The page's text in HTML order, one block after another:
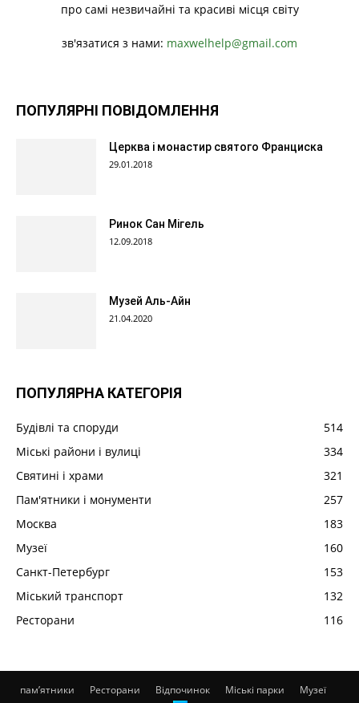
про самі незвичайні та красиві місця світу
зв'язатися з нами: maxwelhelp@gmail.com
ПОПУЛЯРНІ ПОВІДОМЛЕННЯ
Церква і монастир святого Франциска
29.01.2018
Ринок Сан Мігель
12.09.2018
Музей Аль-Айн
21.04.2020
ПОПУЛЯРНА КАТЕГОРІЯ
Будівлі та споруди
514
Міські райони і вулиці
334
Святині і храми
321
Пам'ятники і монументи
257
Москва
183
Музеї
160
Санкт-Петербург
153
Міський транспорт
132
Ресторани
116
пам’ятники Ресторани Відпочинок Міські парки
Музеї